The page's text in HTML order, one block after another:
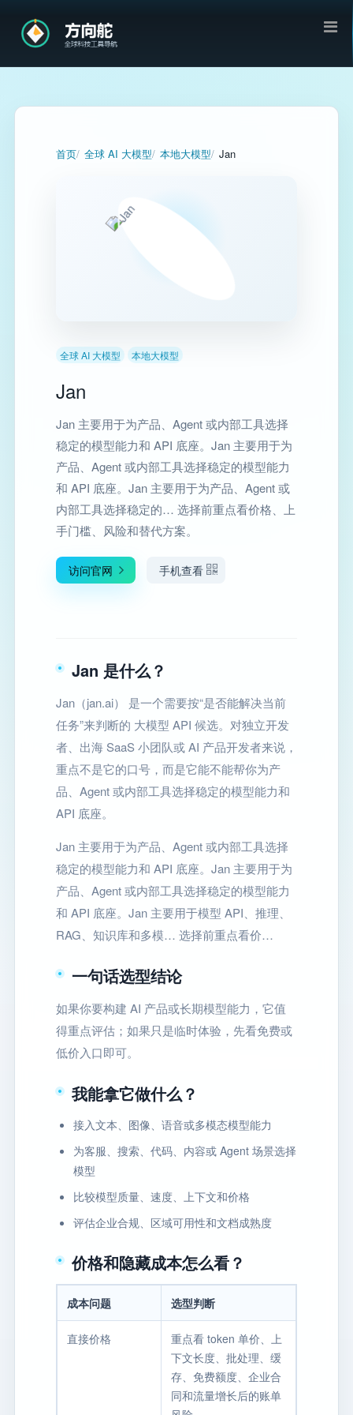
首页 全球 AI 大模型 本地大模型 Jan
全球 AI 大模型 本地大模型
Jan
Jan 主要用于为产品、Agent 或内部工具选择
稳定的模型能力和 API 底座。Jan 主要用于为
产品、Agent 或内部工具选择稳定的模型能力
和 API 底座。Jan 主要用于为产品、Agent 或
内部工具选择稳定的… 选择前重点看价格、上
手门槛、风险和替代方案。
访问官网 手机查看
Jan 是什么？
Jan（jan.ai） 是一个需要按“是否能解决当前
任务”来判断的 大模型 API 候选。对独立开发
者、出海 SaaS 小团队或 AI 产品开发者来说，
重点不是它的口号，而是它能不能帮你为产
品、Agent 或内部工具选择稳定的模型能力和
API 底座。
Jan 主要用于为产品、Agent 或内部工具选择
稳定的模型能力和 API 底座。Jan 主要用于为
产品、Agent 或内部工具选择稳定的模型能力
和 API 底座。Jan 主要用于模型 API、推理、
RAG、知识库和多模… 选择前重点看价…
一句话选型结论
如果你要构建 AI 产品或长期模型能力，它值
得重点评估；如果只是临时体验，先看免费或
低价入口即可。
我能拿它做什么？
接入文本、图像、语音或多模态模型能力
为客服、搜索、代码、内容或 Agent 场景选择
模型
比较模型质量、速度、上下文和价格
评估企业合规、区域可用性和文档成熟度
价格和隐藏成本怎么看？
成本问题 选型判断
直接价格
重点看 token 单价、上
下文长度、批处理、缓
存、免费额度、企业合
同和流量增长后的账单